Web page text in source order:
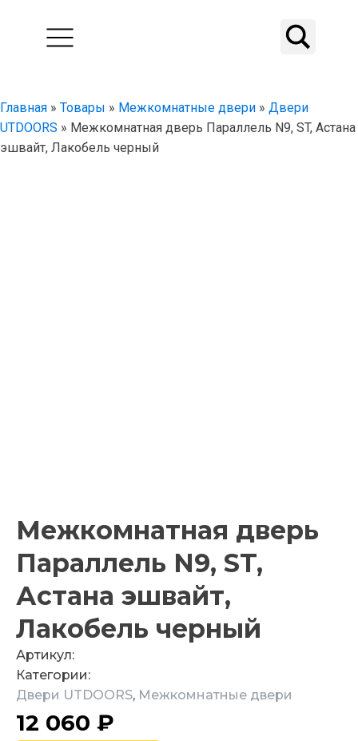
Главная » Товары » Межкомнатные двери » Двери
UTDOORS » Межкомнатная дверь Параллель N9, ST, Астана
эшвайт, Лакобель черный
Межкомнатная дверь
Параллель N9, ST,
Астана эшвайт,
Лакобель черный
Артикул:
Категории:
Двери UTDOORS, Межкомнатные двери
12 060 ₽